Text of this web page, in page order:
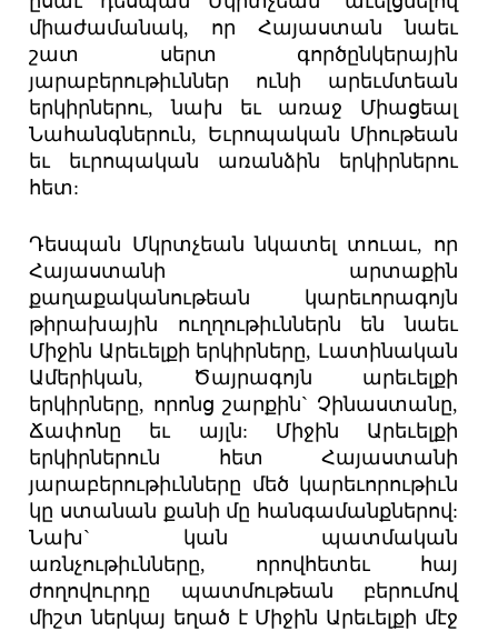
միաժամանակ, որ Հայաստան նաեւ
շատ սերտ գործընկերային
յարաբերութիւններ ունի արեւմտեան
երկիրներու, նախ եւ առաջ Միացեալ
Նահանգներուն, Եւրոպական Միութեան
եւ եւրոպական առանձին երկիրներու
հետ:
Դեսպան Մկրտչեան նկատել տուաւ, որ
Հայաստանի արտաքին
քաղաքականութեան կարեւորագոյն
թիրախային ուղղութիւններն են նաեւ
Միջին Արեւելքի երկիրները, Լատինական
Ամերիկան, Ծայրագոյն արեւելքի
երկիրները, որոնց շարքին` Չինաստանը,
Ճափոնը եւ այլն: Միջին Արեւելքի
երկիրներուն հետ Հայաստանի
յարաբերութիւնները մեծ կարեւորութիւն
կը ստանան քանի մը հանգամանքներով:
Նախ` կան պատմական
առնչութիւնները, որովհետեւ հայ
ժողովուրդը պատմութեան բերումով
միշտ ներկայ եղած է Միջին Արեւելքի մէջ